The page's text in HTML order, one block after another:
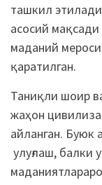
ташкил
асосий
маданий
қаратилган.
Таниқли шоир
жаҳон
айланган. Буюк
улуғлаш, балки